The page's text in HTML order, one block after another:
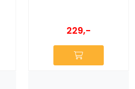
229,-